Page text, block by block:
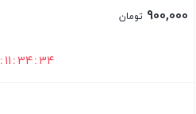
900,000 تومان
: 11 : 34 : 33